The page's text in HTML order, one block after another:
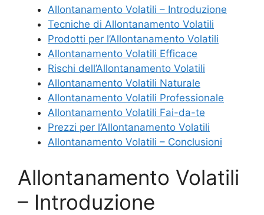
Allontanamento Volatili – Introduzione
Tecniche di Allontanamento Volatili
Prodotti per l’Allontanamento Volatili
Allontanamento Volatili Efficace
Rischi dell’Allontanamento Volatili
Allontanamento Volatili Naturale
Allontanamento Volatili Professionale
Allontanamento Volatili Fai-da-te
Prezzi per l’Allontanamento Volatili
Allontanamento Volatili – Conclusioni
Allontanamento Volatili
– Introduzione